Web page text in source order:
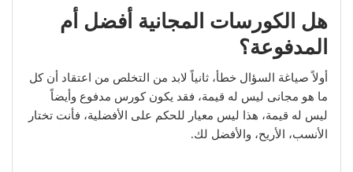
هل الكورسات المجانية أفضل أم
المدفوعة؟
أولاً صياغة السؤال خطأ، ثانياً لابد من التخلص من اعتقاد أن كل
ما هو مجانى ليس له قيمة، فقد يكون كورس مدفوع وأيضاً
ليس له قيمة، هذا ليس معيار للحكم على الأفضلية، فأنت تختار
الأنسب، الأريح، والأفضل لك.